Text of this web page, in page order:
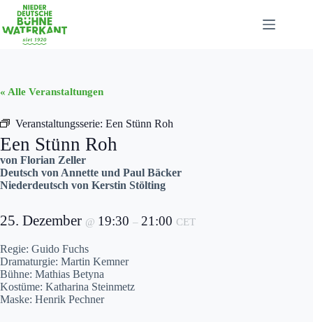
Inhalt
springen
« Alle Veranstaltungen
Veranstaltungsserie: Een Stünn Roh
Een Stünn Roh
von Florian Zeller
Deutsch von Annette und Paul Bäcker
Niederdeutsch von Kerstin Stölting
25. Dezember @ 19:30 – 21:00 CET
Regie: Guido Fuchs
Dramaturgie: Martin Kemner
Bühne: Mathias Betyna
Kostüme: Katharina Steinmetz
Maske: Henrik Pechner